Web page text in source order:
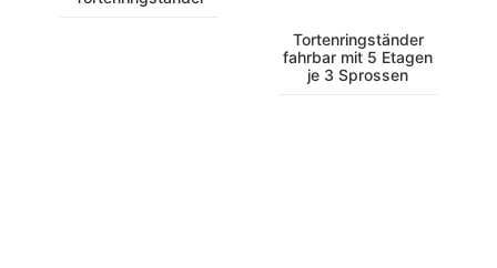
Tortenringständer
fahrbar mit 5 Etagen
je 3 Sprossen